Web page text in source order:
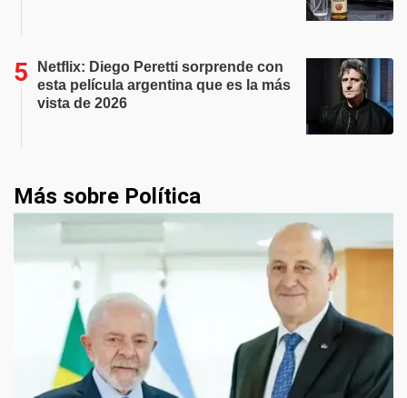
Netflix: Diego Peretti sorprende con
esta película argentina que es la más
vista de 2026
Más sobre Política